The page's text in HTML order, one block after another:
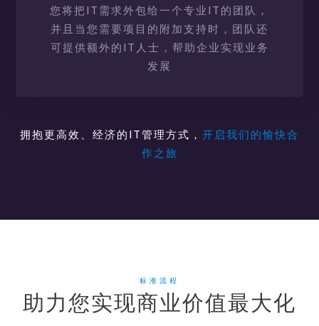
您将把IT需求外包给一个专业IT的团队，
并且当您需要项目的附加支持时，团队还
可提供额外的IT人士，帮助企业实现业务
发展
拥抱更高效、经济的IT管理方式， 开启我们的愉快合
作之旅
标准流程
助力您实现商业价值最大化